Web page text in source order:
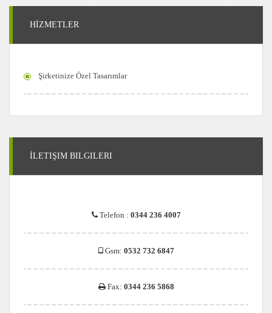
HİZMETLER
Şirketinize Özel Tasarımlar
İLETIŞIM BILGILERI
Telefon : 0344 236 4007
Gsm: 0532 732 6847
Fax: 0344 236 5868